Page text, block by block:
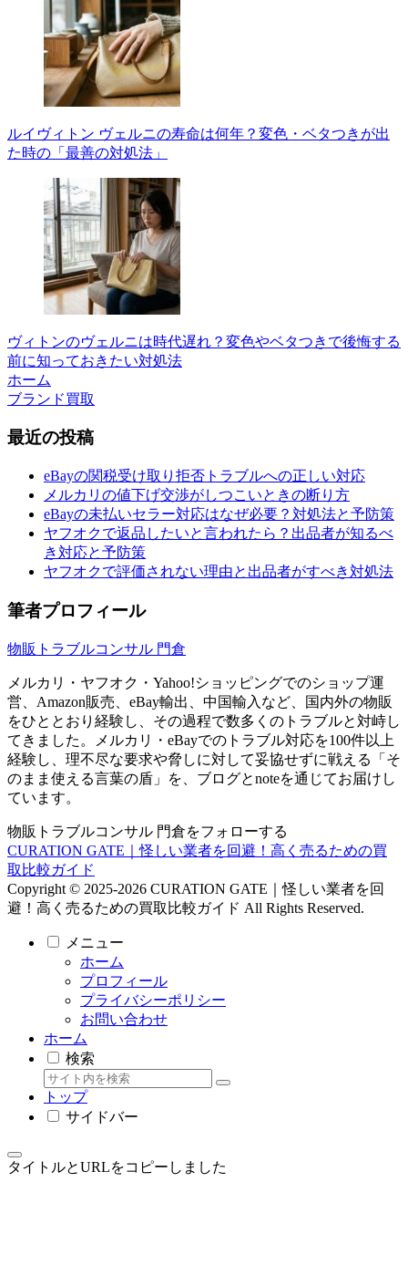
ルイヴィトン ヴェルニの寿命は何年？変色・ベタつきが出
た時の「最善の対処法」
ヴィトンのヴェルニは時代遅れ？変色やベタつきで後悔する
前に知っておきたい対処法
ホーム
ブランド買取
最近の投稿
eBayの関税受け取り拒否トラブルへの正しい対応
メルカリの値下げ交渉がしつこいときの断り方
eBayの未払いセラー対応はなぜ必要？対処法と予防策
ヤフオクで返品したいと言われたら？出品者が知るべ
き対応と予防策
ヤフオクで評価されない理由と出品者がすべき対処法
筆者プロフィール
物販トラブルコンサル 門倉
メルカリ・ヤフオク・Yahoo!ショッピングでのショップ運
営、Amazon販売、eBay輸出、中国輸入など、国内外の物販
をひととおり経験し、その過程で数多くのトラブルと対峙し
てきました。メルカリ・eBayでのトラブル対応を100件以上
経験し、理不尽な要求や脅しに対して妥協せずに戦える「そ
のまま使える言葉の盾」を、ブログとnoteを通じてお届けし
ています。
物販トラブルコンサル 門倉をフォローする
CURATION GATE｜怪しい業者を回避！高く売るための買
取比較ガイド
Copyright © 2025-2026 CURATION GATE｜怪しい業者を回
避！高く売るための買取比較ガイド All Rights Reserved.
メニュー
ホーム
プロフィール
プライバシーポリシー
お問い合わせ
ホーム
検索
トップ
サイドバー
タイトルとURLをコピーしました